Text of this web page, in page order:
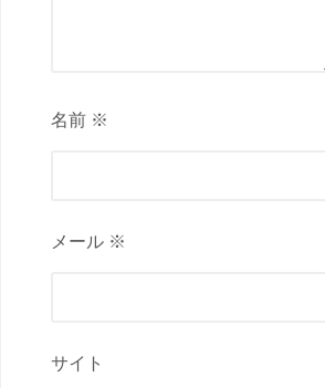
名前 ※
メール ※
サイト